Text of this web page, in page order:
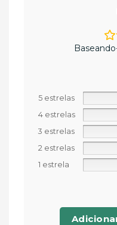
5 estrelas
4 estrelas
3 estrelas
2 estrelas
1 estrela